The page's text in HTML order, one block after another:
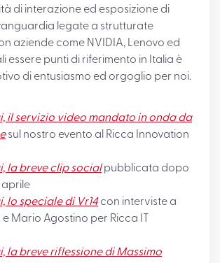
di interazione ed esposizione di
legate a strutturate
aziende come NVIDIA, Lenovo ed
essere punti di riferimento in Italia è
di entusiasmo ed orgoglio per noi.
il servizio video mandato in onda da
sul nostro evento al Ricca Innovation
la breve clip socialpubblicata dopo
aprile
lo speciale di Vr14 con interviste a
Mario Agostino per Ricca IT
la breve riflessione di Massimo